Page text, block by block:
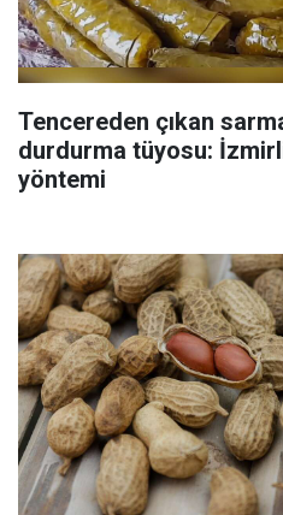
Tencereden çıkan
durdurma tüyosu:
yöntemi